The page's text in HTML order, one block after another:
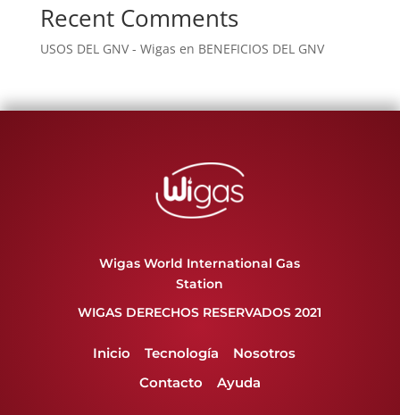
Recent Comments
USOS DEL GNV - Wigas en BENEFICIOS DEL GNV
Wigas World International Gas
Station
WIGAS DERECHOS RESERVADOS 2021
Inicio Tecnología
Nosotros
Contacto
Ayuda